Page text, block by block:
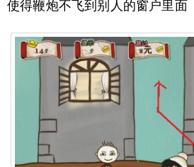
使得鞭炮不飞到别人的窗户里面